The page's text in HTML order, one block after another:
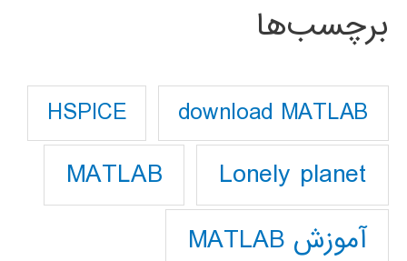
برچسب‌ها
download MATLAB
HSPICE
Lonely planet
MATLAB
آموزش MATLAB